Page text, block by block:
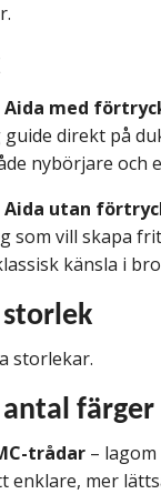
Aida med
guide direkt på
nybörjare och
Aida utan
som vill skapa
känsla i
storlekar.
färger
trådar –
enklare, mer